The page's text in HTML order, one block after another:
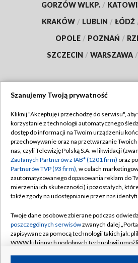
GORZÓW WLKP. /
KRAKÓW / LUBLIN / ŁÓDŹ
OPOLE / POZNAŃ /
SZCZECIN / WARSZAWA /
TVP
Abonament TVP
Emisja w TVP
Centrum informacji TVP
Naziemna Telewizja Cyfrowa
Rada Programowa
System NOS
Informacje o nadawcy
Regulamin
Polityka
Moje zgody
Pomoc
Kontakt
Kanały
Szanujemy Twoją prywatność
Kliknij "Akceptuję i przechodzę do serwisu", aby
korzystanie z technologii automatycznego
dostęp do informacji na Twoim urządzeniu
przechowywanie oraz na przetwarzanie
nas, czyli Telewizję Polską S.A. w likwidacji
Zaufanych Partnerów z IAB* (1201 firm) oraz
Partnerów TVP (93 firm), w celach
zautomatyzowanego dopasowania reklam do
mierzenia ich skuteczności) i pozostałych,
także zgody na udostępnianie przez nas
Twoje dane osobowe zbierane podczas
poszczególnych serwisówzwanych dalej
zapisywane za pomocą technologii takich jak:
WWW lub innych podobnych technologii